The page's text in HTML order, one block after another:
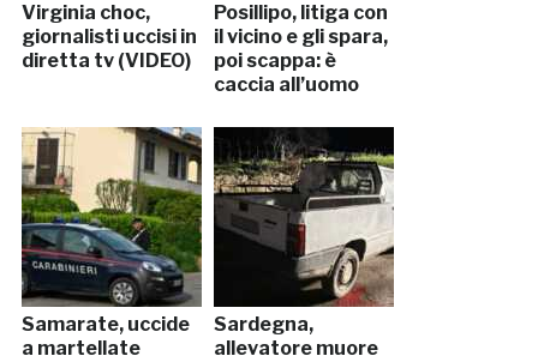
Virginia choc,
giornalisti uccisi in
diretta tv (VIDEO)
Posillipo, litiga con
il vicino e gli spara,
poi scappa: è
caccia all’uomo
Samarate, uccide
a martellate
Sardegna,
allevatore muore